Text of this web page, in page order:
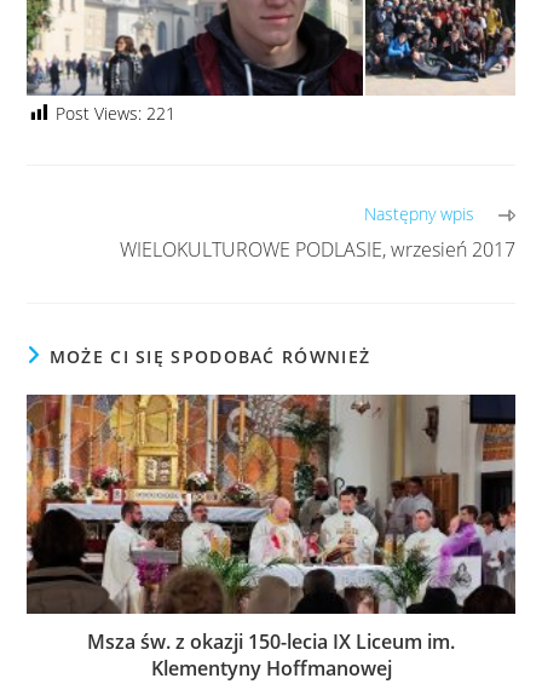
Post Views: 221
Następny wpis
WIELOKULTUROWE PODLASIE, wrzesień 2017
MOŻE CI SIĘ SPODOBAĆ RÓWNIEŻ
Msza św. z okazji 150-lecia IX Liceum im.
Klementyny Hoffmanowej